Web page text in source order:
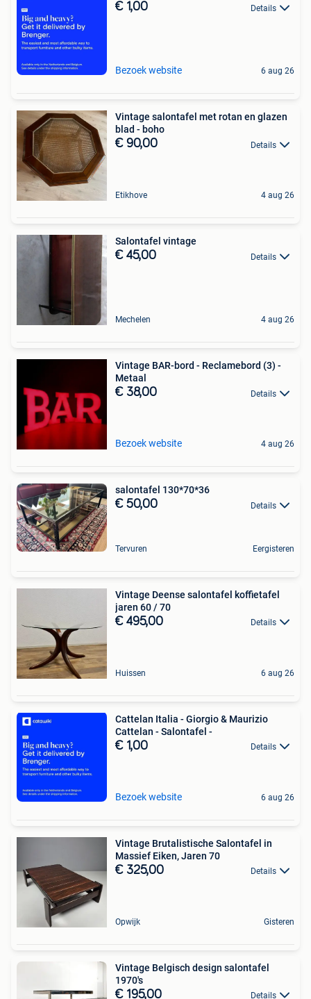
€ 1,00 Details
Bezoek website 6 aug 26
Vintage salontafel met rotan en glazen
blad - boho
€ 90,00 Details
Etikhove 4 aug 26
Salontafel vintage
€ 45,00 Details
Mechelen 4 aug 26
Vintage BAR-bord - Reclamebord (3) -
Metaal
€ 38,00 Details
Bezoek website 4 aug 26
salontafel 130*70*36
€ 50,00 Details
Tervuren Eergisteren
Vintage Deense salontafel koffietafel
jaren 60 / 70
€ 495,00 Details
Huissen 6 aug 26
Cattelan Italia - Giorgio & Maurizio
Cattelan - Salontafel -
€ 1,00 Details
Bezoek website 6 aug 26
Vintage Brutalistische Salontafel in
Massief Eiken, Jaren 70
€ 325,00 Details
Opwijk Gisteren
Vintage Belgisch design salontafel
1970's
€ 195,00 Details